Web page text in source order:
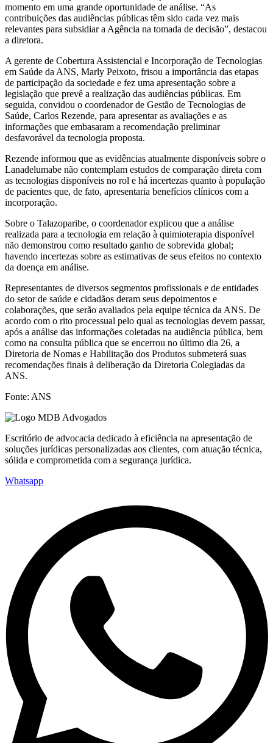
momento em uma grande oportunidade de análise. “As
contribuições das audiências públicas têm sido cada vez mais
relevantes para subsidiar a Agência na tomada de decisão”, destacou
a diretora.
A gerente de Cobertura Assistencial e Incorporação de Tecnologias
em Saúde da ANS, Marly Peixoto, frisou a importância das etapas
de participação da sociedade e fez uma apresentação sobre a
legislação que prevê a realização das audiências públicas. Em
seguida, convidou o coordenador de Gestão de Tecnologias de
Saúde, Carlos Rezende, para apresentar as avaliações e as
informações que embasaram a recomendação preliminar
desfavorável da tecnologia proposta.
Rezende informou que as evidências atualmente disponíveis sobre o
Lanadelumabe não contemplam estudos de comparação direta com
as tecnologias disponíveis no rol e há incertezas quanto à população
de pacientes que, de fato, apresentaria benefícios clínicos com a
incorporação.
Sobre o Talazoparibe, o coordenador explicou que a análise
realizada para a tecnologia em relação à quimioterapia disponível
não demonstrou como resultado ganho de sobrevida global;
havendo incertezas sobre as estimativas de seus efeitos no contexto
da doença em análise.
Representantes de diversos segmentos profissionais e de entidades
do setor de saúde e cidadãos deram seus depoimentos e
colaborações, que serão avaliados pela equipe técnica da ANS. De
acordo com o rito processual pelo qual as tecnologias devem passar,
após a análise das informações coletadas na audiência pública, bem
como na consulta pública que se encerrou no último dia 26, a
Diretoria de Nomas e Habilitação dos Produtos submeterá suas
recomendações finais à deliberação da Diretoria Colegiadas da
ANS.
Fonte: ANS
Escritório de advocacia dedicado à eficiência na apresentação de
soluções jurídicas personalizadas aos clientes, com atuação técnica,
sólida e comprometida com a segurança jurídica.
Whatsapp